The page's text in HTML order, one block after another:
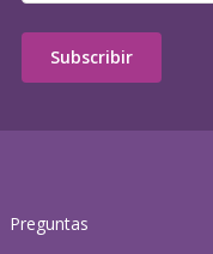
Preguntas
Subscribir